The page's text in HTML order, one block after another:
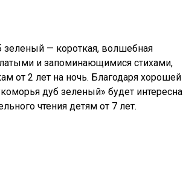
— короткая, волшебная
и запоминающимися стихами,
от 2 лет на ночь. Благодаря хорошей
дуб зеленый» будет интересна
чтения детям от 7 лет.